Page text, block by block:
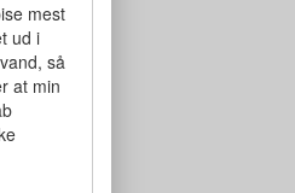
mest
ud i
så
at min